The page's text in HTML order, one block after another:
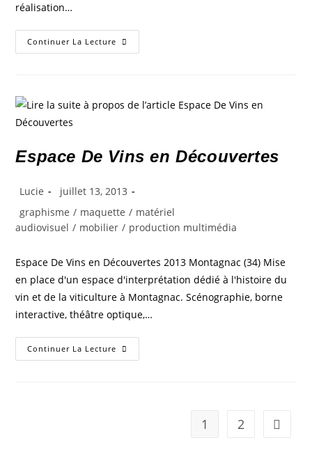
réalisation…
Continuer La Lecture
Espace De Vins en Découvertes
Lucie
juillet 13, 2013
graphisme / maquette / matériel
audiovisuel / mobilier / production multimédia
Espace De Vins en Découvertes 2013 Montagnac (34) Mise
en place d'un espace d'interprétation dédié à l'histoire du
vin et de la viticulture à Montagnac. Scénographie, borne
interactive, théâtre optique,…
Continuer La Lecture
1 2